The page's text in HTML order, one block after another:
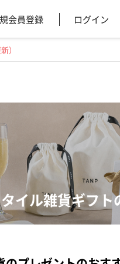
会員登録 ログイン
）
イル雑貨ギフト